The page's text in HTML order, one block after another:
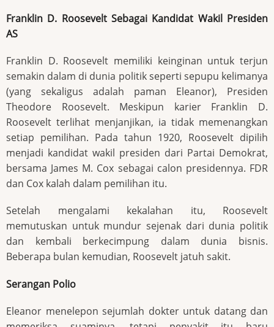
Franklin D. Roosevelt Sebagai Kandidat Wakil Presiden
AS
Franklin D. Roosevelt memiliki keinginan untuk terjun
semakin dalam di dunia politik seperti sepupu kelimanya
(yang sekaligus adalah paman Eleanor), Presiden
Theodore Roosevelt. Meskipun karier Franklin D.
Roosevelt terlihat menjanjikan, ia tidak memenangkan
setiap pemilihan. Pada tahun 1920, Roosevelt dipilih
menjadi kandidat wakil presiden dari Partai Demokrat,
bersama James M. Cox sebagai calon presidennya. FDR
dan Cox kalah dalam pemilihan itu.
Setelah mengalami kekalahan itu, Roosevelt
memutuskan untuk mundur sejenak dari dunia politik
dan kembali berkecimpung dalam dunia bisnis.
Beberapa bulan kemudian, Roosevelt jatuh sakit.
Serangan Polio
Eleanor menelepon sejumlah dokter untuk datang dan